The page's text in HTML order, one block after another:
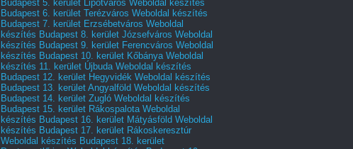
Budapest 5. kerület Lipótváros Weboldal készítés
Budapest 6. kerület Terézváros Weboldal készítés
Budapest 7. kerület Erzsébetváros Weboldal
készítés Budapest 8. kerület Józsefváros Weboldal
készítés Budapest 9. kerület Ferencváros Weboldal
készítés Budapest 10. kerület Kőbánya Weboldal
készítés 11. kerület Újbuda Weboldal készítés
Budapest 12. kerület Hegyvidék Weboldal készítés
Budapest 13. kerület Angyalföld Weboldal készítés
Budapest 14. kerület Zugló Weboldal készítés
Budapest 15. kerület Rákospalota Weboldal
készítés Budapest 16. kerület Mátyásföld Weboldal
készítés Budapest 17. kerület Rákoskeresztúr
Weboldal készítés Budapest 18. kerület